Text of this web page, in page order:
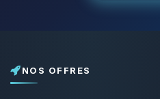
NOS OFFRES